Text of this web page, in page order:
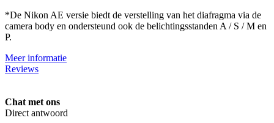
*De Nikon AE versie biedt de verstelling van het diafragma via de
camera body en ondersteund ook de belichtingsstanden A / S / M en
P.
Meer informatie
Reviews
Chat met ons
Direct antwoord